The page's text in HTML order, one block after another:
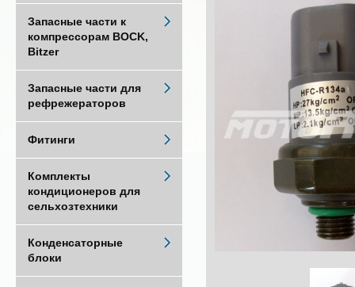
Запасные части к
компрессорам BOCK,
Bitzer
Запасные части для
рефрежераторов
Фитинги
Комплекты
кондиционеров для
сельхозтехники
Конденсаторные
блоки